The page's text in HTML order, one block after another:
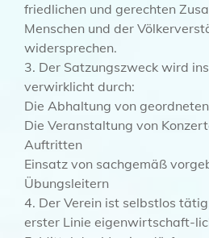
friedlichen und gerechten
Menschen und der
widersprechen.
3. Der Satzungszweck wird
verwirklicht durch:
Die Abhaltung von
Die Veranstaltung von
Auftritten
Einsatz von sachgemäß
Übungsleitern
4. Der Verein ist selbstlos
erster Linie eigenwirtschaft-